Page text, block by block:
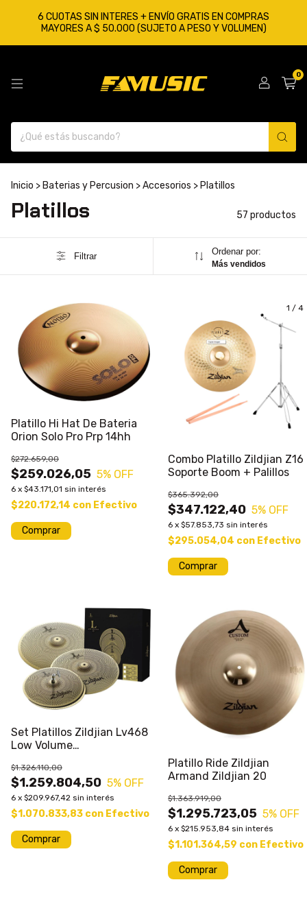
6 CUOTAS SIN INTERES + ENVÍO GRATIS EN COMPRAS
MAYORES A $ 50.000 (SUJETO A PESO Y VOLUMEN)
0
Inicio > Baterias y Percusion >Accesorios > Platillos
Platillos 57 productos
Filtrar Ordenar por:
Más vendidos
Platillo Hi Hat De Bateria
Orion Solo Pro Prp 14hh
$259.026,05
$272.659,00
5% OFF
6 x $43.171,01 sin interés
$220.172,14 con Efectivo
1 / 4
Combo Platillo Zildjian Z16
Soporte Boom + Palillos
$347.122,40
$365.392,00
5% OFF
6 x $57.853,73 sin interés
$295.054,04 con Efectivo
Comprar
Set Platillos Zildjian Lv468
Low Volume
$1.259.804,50
$1.326.110,00
5% OFF
6 x $209.967,42 sin interés
$1.070.833,83 con Efectivo
Comprar
Platillo Ride Zildjian
Armand Zildjian 20
$1.295.723,05
$1.363.919,00
5% OFF
6 x $215.953,84 sin interés
$1.101.364,59 con Efectivo
Comprar